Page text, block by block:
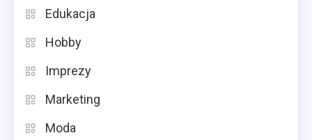
Edukacja
Hobby
Imprezy
Marketing
Moda